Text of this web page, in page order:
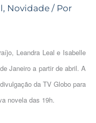
, Novidade / Por
Leandra Leal e Isabelle
Janeiro a partir de abril. A
da TV Globo para
novela das 19h.